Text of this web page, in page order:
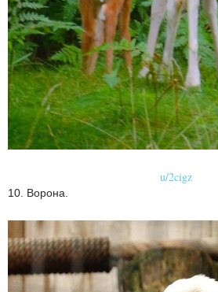
u/2cigz
10. Ворона.